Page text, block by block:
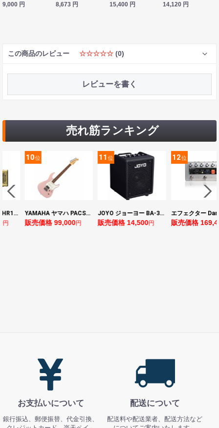
9,000 円 8,673 円 15,400 円 14,120 円
この商品のレビュー ☆☆☆☆☆ (0)
レビューを書く
売れ筋ランキング
YAMAHA ヤマハ PACS+12 ASP Pacifica Standard Plus パシフィカスタンダードプラス エレキギター
販売価格 99,000円
11
JOYO ジョーヨー BA-30 VIBE CUBE BLK 30W 小型ベースアンプ Bluetooth+OTGオーディオI/F搭載
販売価格 14,500円
12
エフェクター Darkglass Electronics Anagram ベースエフェクター プリアンプ ダークグラス アナグラム
販売価格 169,400円
お支払いについて
銀行振込、郵便振替、代金引換、
配送について
配送料や配送業者、配送方法など